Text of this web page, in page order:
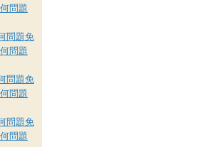
問題
問題免
問題
問題免
問題
問題免
問題